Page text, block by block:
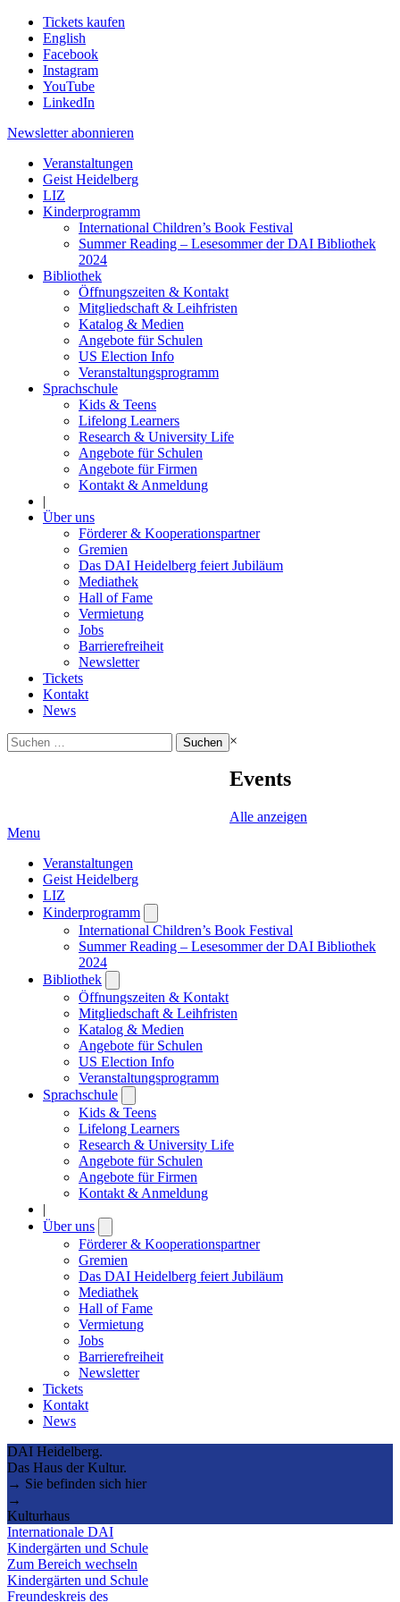
Tickets kaufen
English
Facebook
Instagram
YouTube
LinkedIn
Newsletter abonnieren
Veranstaltungen
Geist Heidelberg
LIZ
Kinderprogramm
International Children’s Book Festival
Summer Reading – Lesesommer der DAI Bibliothek
2024
Bibliothek
Öffnungszeiten & Kontakt
Mitgliedschaft & Leihfristen
Katalog & Medien
Angebote für Schulen
US Election Info
Veranstaltungsprogramm
Sprachschule
Kids & Teens
Lifelong Learners
Research & University Life
Angebote für Schulen
Angebote für Firmen
Kontakt & Anmeldung
|
Über uns
Förderer & Kooperationspartner
Gremien
Das DAI Heidelberg feiert Jubiläum
Mediathek
Hall of Fame
Vermietung
Jobs
Barrierefreiheit
Newsletter
Tickets
Kontakt
News
Suchen
nach:
×
Events
Alle anzeigen
Menu
Veranstaltungen
Geist Heidelberg
LIZ
Kinderprogramm
submenu
International Children’s Book Festival
Summer Reading – Lesesommer der DAI Bibliothek
2024
Bibliothek
submenu
Öffnungszeiten & Kontakt
Mitgliedschaft & Leihfristen
Katalog & Medien
Angebote für Schulen
US Election Info
Veranstaltungsprogramm
Sprachschule
submenu
Kids & Teens
Lifelong Learners
Research & University Life
Angebote für Schulen
Angebote für Firmen
Kontakt & Anmeldung
|
Über uns
submenu
Förderer & Kooperationspartner
Gremien
Das DAI Heidelberg feiert Jubiläum
Mediathek
Hall of Fame
Vermietung
Jobs
Barrierefreiheit
Newsletter
Tickets
Kontakt
News
DAI Heidelberg.
Das Haus der Kultur.
→ Sie befinden sich hier
→
Kulturhaus
Internationale DAI
Kindergärten und Schule
Zum Bereich wechseln
Kindergärten und Schule
Freundeskreis des